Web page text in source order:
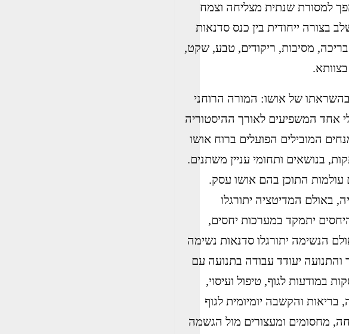
אושו ישראל, שהחל את דרכו בשנת 2007, הפך למסורת שנתית מצליחה וצמח
בצורה ייחודית בין כנס סדנאות
בריכה, מסיבות, ריקודים, טבע, שקט,
של אושו: המורה הרוחני
המודרני, אולי אחד המשפיעים לאורך ההיסטוריה
המובילים הפועלים ברוח אושו
חווייתיות מרתקות, בנושאים ותחומי עניין משתנים.
בהתאם עולמות התוכן בהם אושו עסק.
באולם המדיטציה יתורגלו
יתמקד במערכות יחסים,
הנשימה יתורגלו סדנאות נשימה
והתנועה יעודד עבודה בתנועה עם
במודעות לגוף, טיפול ועיסוי,
והקשבה יומיומית לגוף
מחסומים ומעצורים מול הגשמה